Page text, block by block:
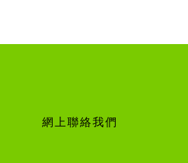
網上聯絡我們